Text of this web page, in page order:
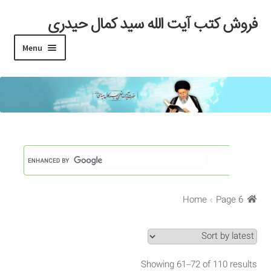
Skip
to
Skip
to
فروش کتب آیت الله سید کمال حیدری
Menu
خانه
#97 (بدون عنوان)
Checkout
My account
Search Results
Home Page 6
Showing 61–72 of 110 results